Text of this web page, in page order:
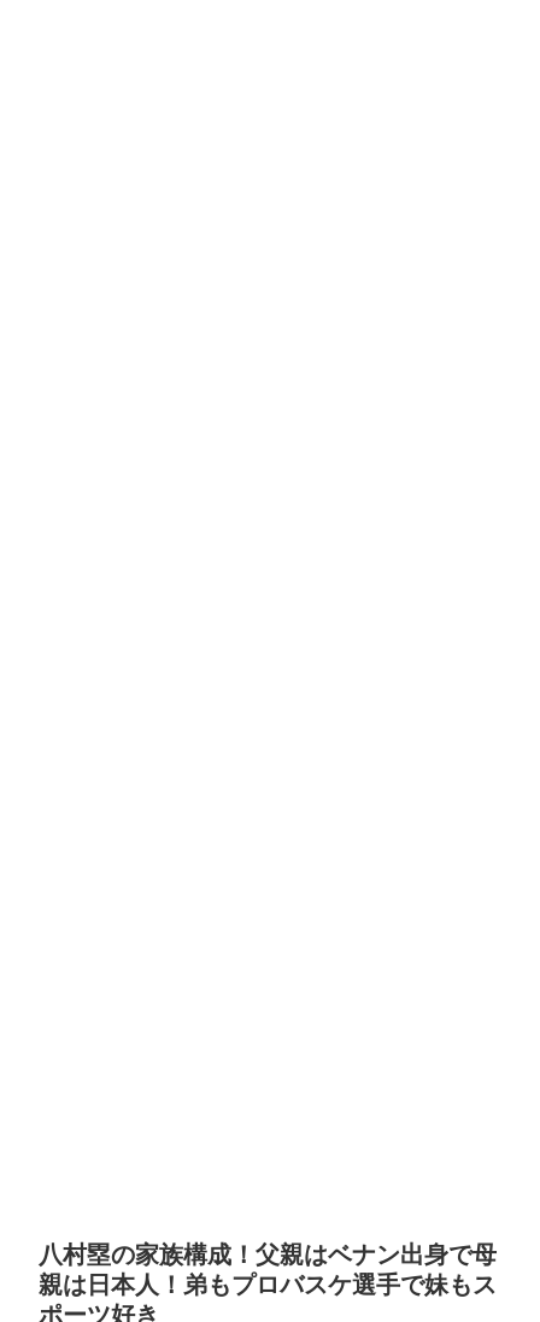
八村塁の家族構成！父親はベナン出身で母
親は日本人！弟もプロバスケ選手で妹もス
ポーツ好き